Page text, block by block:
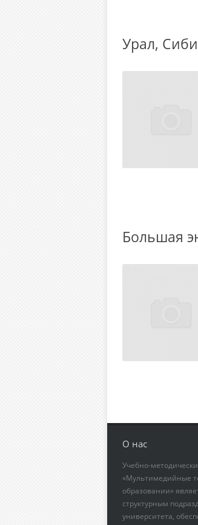
Урал,
Большая
О нас
Учебно-
«Мультимедийные
образовании»
структурным
университета,